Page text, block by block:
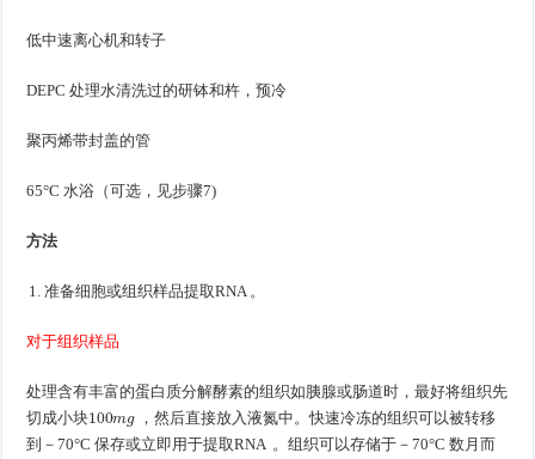
低中速离心机和转子
DEPC 处理水清洗过的研钵和杵，预冷
聚丙烯带封盖的管
65°C 水浴（可选，见步骤7)
方法
准备细胞或组织样品提取RNA 。
对于组织样品
处理含有丰富的蛋白质分解酵素的组织如胰腺或肠道时，最好将组织先
切成小块100
，然后直接放入液氮中。快速冷冻的组织可以被转移
到－70°C 保存或立即用于提取RNA 。组织可以存储于－70°C 数月而